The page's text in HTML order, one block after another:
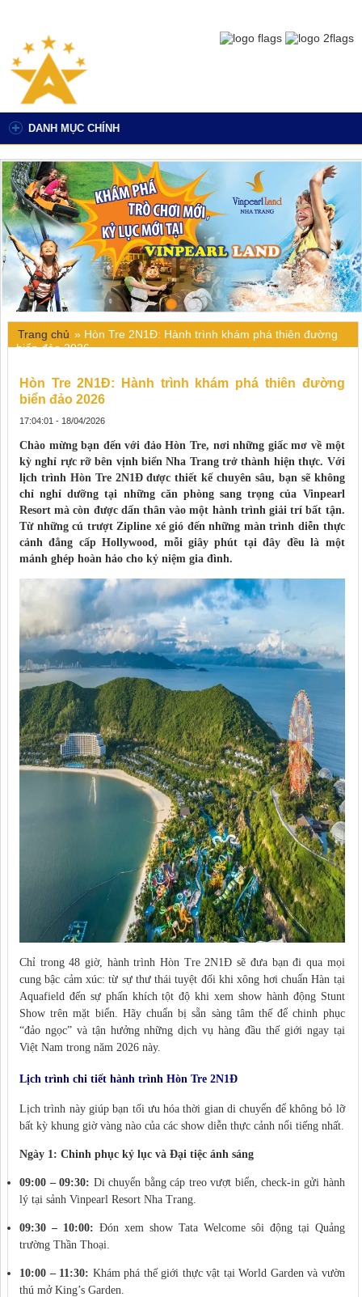
DANH MỤC CHÍNH
Trang chủ » Hòn Tre 2N1Đ: Hành trình khám phá thiên đường
biển đảo 2026
Hòn Tre 2N1Đ: Hành trình khám phá thiên đường
biển đảo 2026
17:04:01 - 18/04/2026
Chào mừng bạn đến với đảo Hòn Tre, nơi những giấc mơ về một
kỳ nghỉ rực rỡ bên vịnh biển Nha Trang trở thành hiện thực. Với
lịch trình Hòn Tre 2N1Đ được thiết kế chuyên sâu, bạn sẽ không
chỉ nghỉ dưỡng tại những căn phòng sang trọng của Vinpearl
Resort mà còn được dấn thân vào một hành trình giải trí bất tận.
Từ những cú trượt Zipline xé gió đến những màn trình diễn thực
cảnh đẳng cấp Hollywood, mỗi giây phút tại đây đều là một
mảnh ghép hoàn hảo cho kỷ niệm gia đình.
Chỉ trong 48 giờ, hành trình Hòn Tre 2N1Đ sẽ đưa bạn đi qua mọi
cung bậc cảm xúc: từ sự thư thái tuyệt đối khi xông hơi chuẩn Hàn tại
Aquafield đến sự phấn khích tột độ khi xem show hành động Stunt
Show trên mặt biển. Hãy chuẩn bị sẵn sàng tâm thế để chinh phục
“đảo ngọc” và tận hưởng những dịch vụ hàng đầu thế giới ngay tại
Việt Nam trong năm 2026 này.
Lịch trình chi tiết hành trình Hòn Tre 2N1Đ
Lịch trình này giúp bạn tối ưu hóa thời gian di chuyển để không bỏ lỡ
bất kỳ khung giờ vàng nào của các show diễn thực cảnh nổi tiếng nhất.
Ngày 1: Chinh phục kỷ lục và Đại tiệc ánh sáng
09:00 – 09:30: Di chuyển bằng cáp treo vượt biển, check-in gửi hành
lý tại sảnh Vinpearl Resort Nha Trang.
09:30 – 10:00: Đón xem show Tata Welcome sôi động tại Quảng
trường Thần Thoại.
10:00 – 11:30: Khám phá thế giới thực vật tại World Garden và vườn
thú mở King’s Garden.